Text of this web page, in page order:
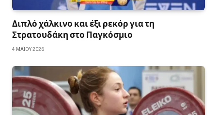
Διπλό χάλκινο και έξι ρεκόρ για τη
Στρατουδάκη στο Παγκόσμιο
4 ΜΑΪ́ΟΥ 2026